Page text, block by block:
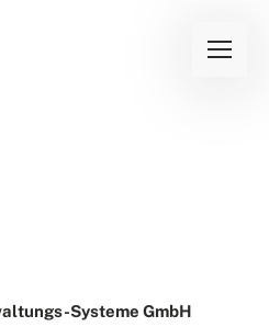
Systeme GmbH